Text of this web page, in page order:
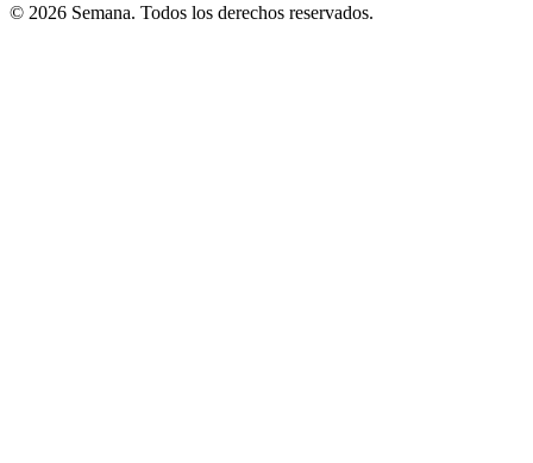
© 2026 Semana. Todos los derechos reservados.